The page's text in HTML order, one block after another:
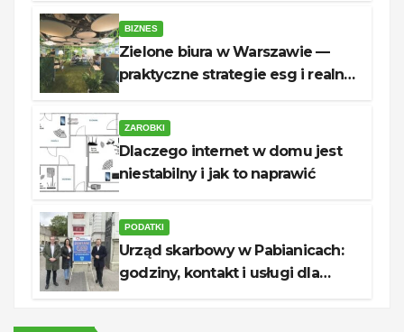
BIZNES
Zielone biura w Warszawie —
praktyczne strategie esg i realne
ZAROBKI
Dlaczego internet w domu jest
niestabilny i jak to naprawić
PODATKI
Urząd skarbowy w Pabianicach:
godziny, kontakt i usługi dla